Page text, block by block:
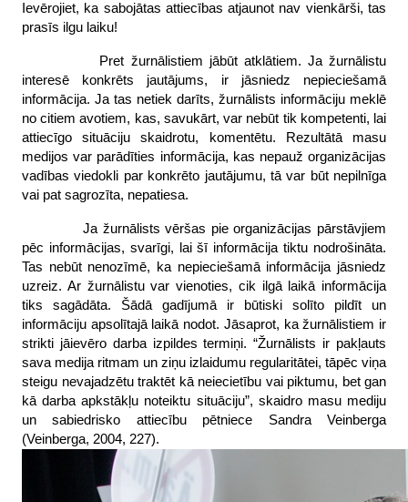
Ievērojiet, ka sabojātas attiecības atjaunot nav vienkārši, tas
prasīs ilgu laiku!
Pret žurnālistiem jābūt atklātiem. Ja žurnālistu
interesē konkrēts jautājums, ir jāsniedz nepieciešamā
informācija. Ja tas netiek darīts, žurnālists informāciju meklē
no citiem avotiem, kas, savukārt, var nebūt tik kompetenti, lai
attiecīgo situāciju skaidrotu, komentētu. Rezultātā masu
medijos var parādīties informācija, kas nepauž organizācijas
vadības viedokli par konkrēto jautājumu, tā var būt nepilnīga
vai pat sagrozīta, nepatiesa.
Ja žurnālists vēršas pie organizācijas pārstāvjiem
pēc informācijas, svarīgi, lai šī informācija tiktu nodrošināta.
Tas nebūt nenozīmē, ka nepieciešamā informācija jāsniedz
uzreiz. Ar žurnālistu var vienoties, cik ilgā laikā informācija
tiks sagādāta. Šādā gadījumā ir būtiski solīto pildīt un
informāciju apsolītajā laikā nodot. Jāsaprot, ka žurnālistiem ir
strikti jāievēro darba izpildes termiņi. “Žurnālists ir pakļauts
sava medija ritmam un ziņu izlaidumu regularitātei, tāpēc viņa
steigu nevajadzētu traktēt kā neiecietību vai piktumu, bet gan
kā darba apkstākļu noteiktu situāciju”, skaidro masu mediju
un sabiedrisko attiecību pētniece Sandra Veinberga
(Veinberga, 2004, 227).